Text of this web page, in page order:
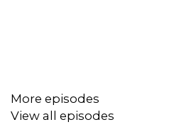
Boulenger. Identité
Sittler/REA. Sons : TF1,
More episodes
View all episodes